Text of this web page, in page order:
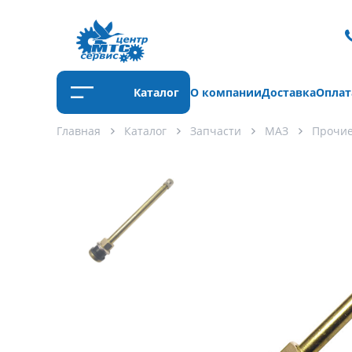
Каталог О компанииДоставка
Главная Каталог Запчасти МАЗ